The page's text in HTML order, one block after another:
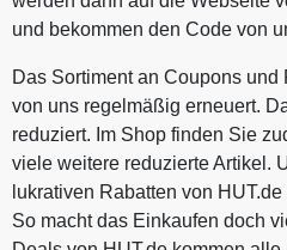
und bekommen den Code von
Das Sortiment an Coupons und
von uns regelmäßig erneuert.
reduziert. Im Shop finden Sie
viele weitere reduzierte Artikel.
lukrativen Rabatten von
So macht das Einkaufen doch